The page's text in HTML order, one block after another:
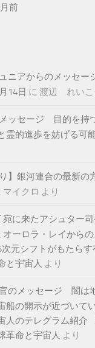
前
ニアからのメッセ
14日 に 渡辺 れいこ
ッセージ 目的を
霊的進歩を妨げる可
り】銀河連合の最新
マイクロ より
宛に来たアシュター
オーロラ・レイから
元シフトがもたらす
と宇宙人 より
のメッセージ 闇は
船の開示が近づいて
人のテレグラム紹介
革命と宇宙人 より